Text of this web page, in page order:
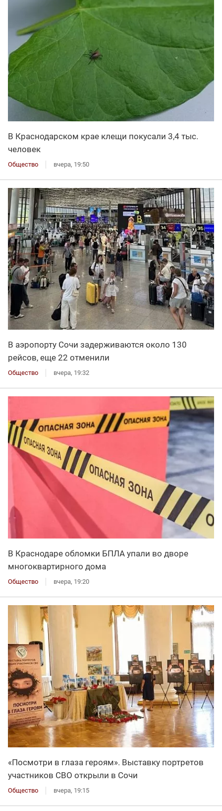
В Краснодарском крае клещи покусали 3,4 тыс.
человек
Общество вчера, 19:50
В аэропорту Сочи задерживаются около 130
рейсов, еще 22 отменили
Общество вчера, 19:32
В Краснодаре обломки БПЛА упали во дворе
многоквартирного дома
Общество вчера, 19:20
«Посмотри в глаза героям». Выставку портретов
участников СВО открыли в Сочи
Общество вчера, 19:15